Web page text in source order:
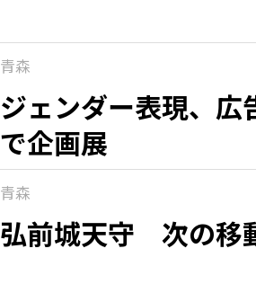
青森
ジェンダー表現、
で企画展
青森
弘前城天守 次の移